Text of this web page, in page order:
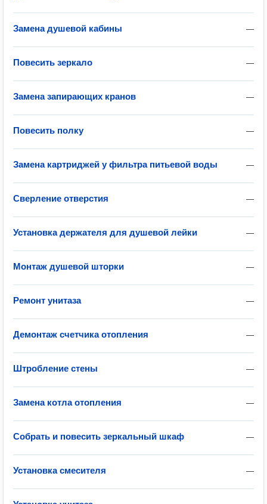
—
Замена душевой кабины
—
Повесить зеркало
—
Замена запирающих кранов
—
Повесить полку
—
Замена картриджей у фильтра питьевой воды
—
Сверление отверстия
—
Установка держателя для душевой лейки
—
Монтаж душевой шторки
—
Ремонт унитаза
—
Демонтаж счетчика отопления
—
Штробление стены
—
Замена котла отопления
—
Собрать и повесить зеркальный шкаф
—
Установка смесителя